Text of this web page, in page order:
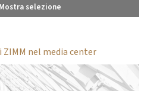
Mostra selezione
nel media center